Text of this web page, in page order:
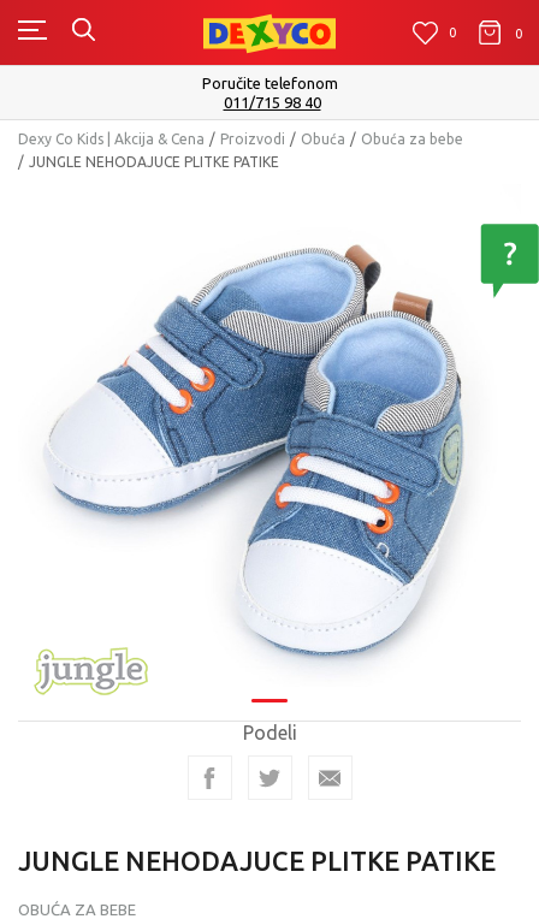
0 0 0
Poručite telefonom
011/715 98 40
Dexy Co Kids | Akcija & Cena Proizvodi Obuća
Obuća za bebe
JUNGLE NEHODAJUCE PLITKE PATIKE
Podeli
JUNGLE NEHODAJUCE PLITKE PATIKE
OBUĆA ZA BEBE